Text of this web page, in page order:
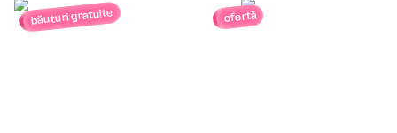
băuturi gratuite ofertă